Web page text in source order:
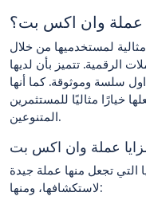
عملة وان اكس بت؟
لمستخدميها من خلال
الرقمية. تتميز بأن لديها
سلسة وموثوقة. كما أنها
خيارًا مثاليًا للمستثمرين
المتنوعين.
عملة وان اكس بت
التي تجعل منها عملة جيدة
لاستكشافها، ومنها: